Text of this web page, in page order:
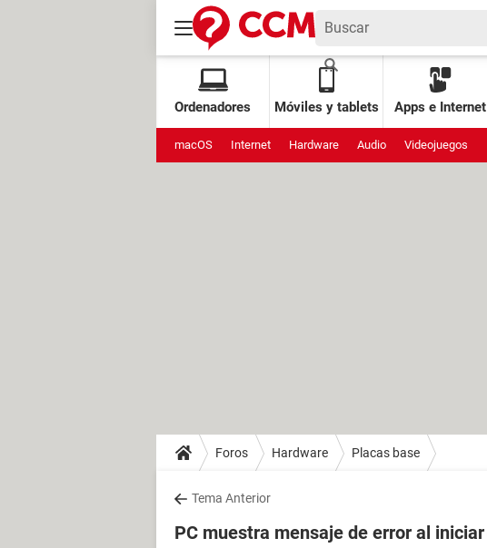
Ordenadores Móviles y tablets Apps e Internet
macOS Internet Hardware Audio Videojuegos
Foros Hardware Placas base
Tema Anterior
PC muestra mensaje de error al iniciar